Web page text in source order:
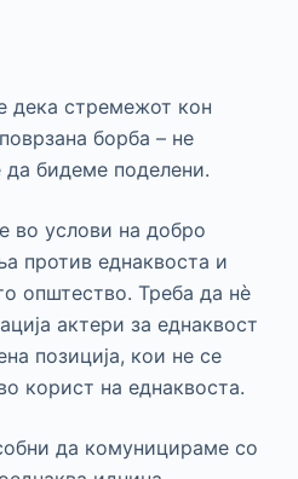
дека стремежот кон
борба – не
бидеме поделени.
во услови на добро
против еднаквоста и
општество. Треба да нè
актери за еднаквост
позиција, кои не се
корист на еднаквоста.
да комуницираме со